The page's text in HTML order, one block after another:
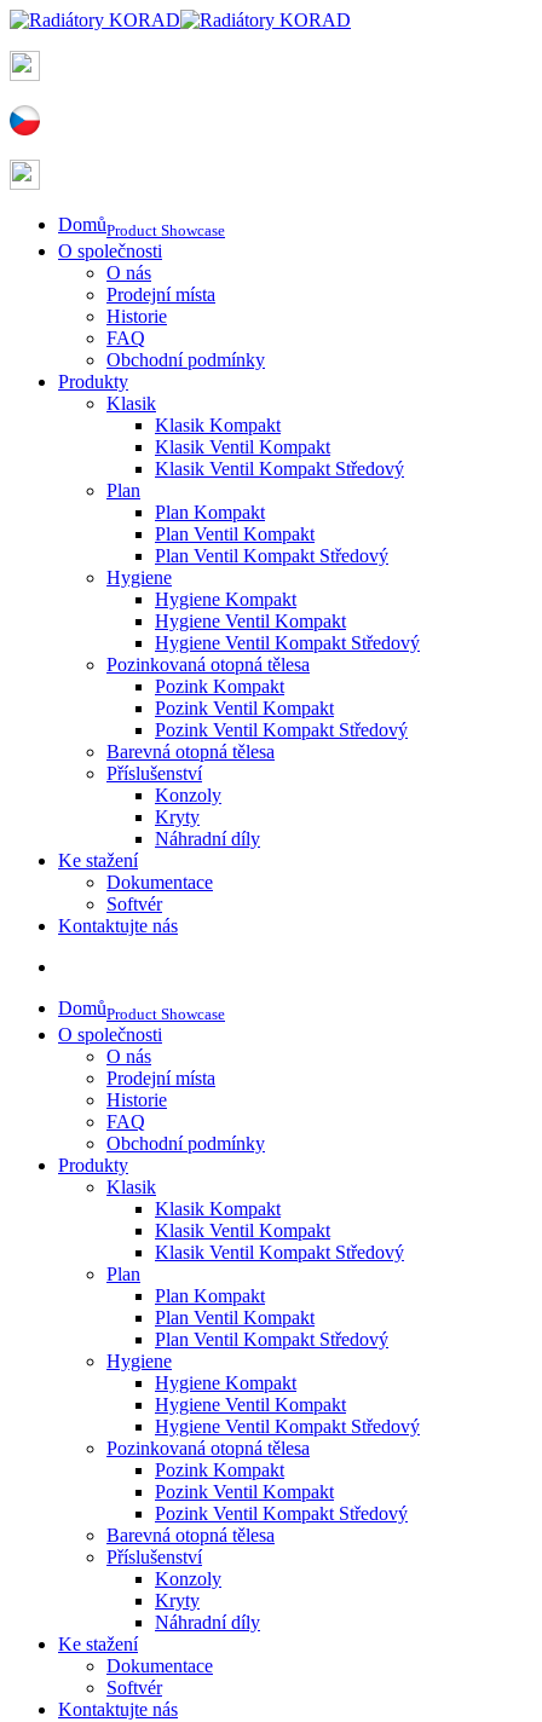
DomůProduct Showcase
O společnosti
O nás
Prodejní místa
Historie
FAQ
Obchodní podmínky
Produkty
Klasik
Klasik Kompakt
Klasik Ventil Kompakt
Klasik Ventil Kompakt Středový
Plan
Plan Kompakt
Plan Ventil Kompakt
Plan Ventil Kompakt Středový
Hygiene
Hygiene Kompakt
Hygiene Ventil Kompakt
Hygiene Ventil Kompakt Středový
Pozinkovaná otopná tělesa
Pozink Kompakt
Pozink Ventil Kompakt
Pozink Ventil Kompakt Středový
Barevná otopná tělesa
Příslušenství
Konzoly
Kryty
Náhradní díly
Ke stažení
Dokumentace
Softvér
Kontaktujte nás
DomůProduct Showcase
O společnosti
O nás
Prodejní místa
Historie
FAQ
Obchodní podmínky
Produkty
Klasik
Klasik Kompakt
Klasik Ventil Kompakt
Klasik Ventil Kompakt Středový
Plan
Plan Kompakt
Plan Ventil Kompakt
Plan Ventil Kompakt Středový
Hygiene
Hygiene Kompakt
Hygiene Ventil Kompakt
Hygiene Ventil Kompakt Středový
Pozinkovaná otopná tělesa
Pozink Kompakt
Pozink Ventil Kompakt
Pozink Ventil Kompakt Středový
Barevná otopná tělesa
Příslušenství
Konzoly
Kryty
Náhradní díly
Ke stažení
Dokumentace
Softvér
Kontaktujte nás